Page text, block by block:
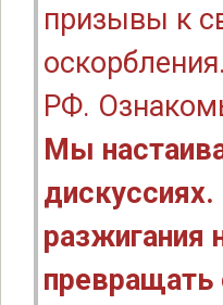
призывы к
РФ.
Мы
разжигания
превращать